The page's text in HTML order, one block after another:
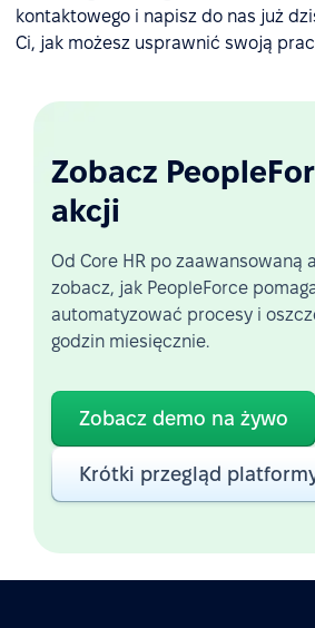
kontaktowego i napisz do nas już
Ci, jak możesz usprawnić swoją
Zobacz
akcji
Od Core HR po zaawansowaną
zobacz, jak PeopleForce
automatyzować procesy i
godzin miesięcznie.
Zobacz demo na żywo
Krótki przegląd